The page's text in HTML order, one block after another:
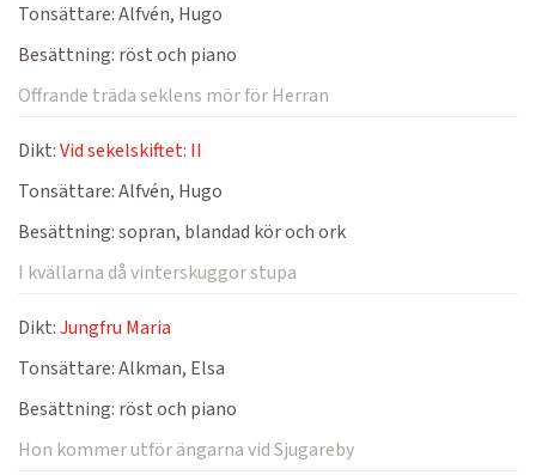
Tonsättare:Alfvén, Hugo
Besättning: röst och piano
Offrande träda seklens mör för Herran
Dikt:Vid sekelskiftet: II
Tonsättare:Alfvén, Hugo
Besättning:sopran, blandad kör och ork
I kvällarna då vinterskuggor stupa
Dikt:Jungfru Maria
Tonsättare:Alkman, Elsa
Besättning: röst och piano
Hon kommer utför ängarna vid Sjugareby